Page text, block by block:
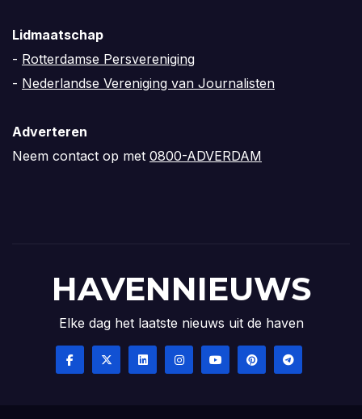
Lidmaatschap
- Rotterdamse Persvereniging
- Nederlandse Vereniging van Journalisten
Adverteren
Neem contact op met 0800-ADVERDAM
HAVENNIEUWS
Elke dag het laatste nieuws uit de haven